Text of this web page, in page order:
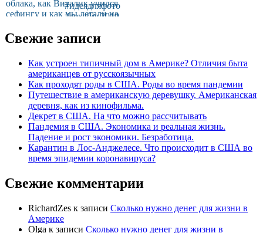
Свежие записи
Как устроен типичный дом в Америке? Отличия быта
американцев от русскоязычных
Как проходят роды в США. Роды во время пандемии
Путешествие в американскую деревушку. Американская
деревня, как из кинофильма.
Декрет в США. На что можно рассчитывать
Пандемия в США. Экономика и реальная жизнь.
Падение и рост экономики. Безработица.
Карантин в Лос-Анджелесе. Что происходит в США во
время эпидемии коронавируса?
Свежие комментарии
RichardZes к записи Сколько нужно денег для жизни в
Америке
Olga к записи Сколько нужно денег для жизни в